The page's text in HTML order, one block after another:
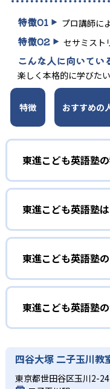
特徴01 プロ講師に
特徴02 セサミスト
こんな人に向いてい
楽しく本格的に学びた
特徴 おすすめの
東進こども英語塾
1
プロ講師による
全てのレッスンをオ
2 セ
て開発された教材を
家庭学習をサポ
オンラインシステム「
東進こども英語塾
英語を英
3～6歳向けのKコース
して学べるプログラ
クターと一緒に、遊び
段
小学生向けのPコース
定で、初心者から上級
東進こども英語塾
どん
東進こども英語塾は
ールイングリッシュ
を実現。また、ホー
ィブ英語に触れられ
講とオンラインコース
トだ。
東進こども英語塾
東進こども英語塾は合
四谷大塚 二子玉川教
東京都世田谷区玉川2-